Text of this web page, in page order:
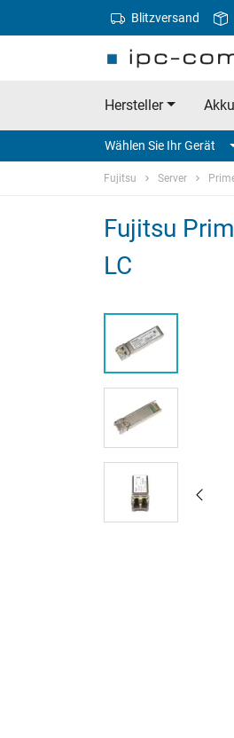
Blitzversand
Hersteller
Wählen Sie Ihr Gerät
Fujitsu Server
Fujitsu
LC